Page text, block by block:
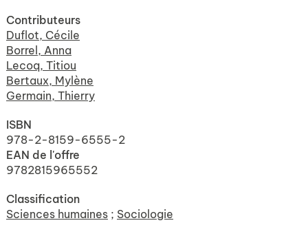
Contributeurs
Duflot, Cécile
Borrel, Anna
Lecoq, Titiou
Bertaux, Mylène
Germain, Thierry
ISBN
978-2-8159-6555-2
EAN de l'offre
9782815965552
Classification
Sciences humaines ; Sociologie